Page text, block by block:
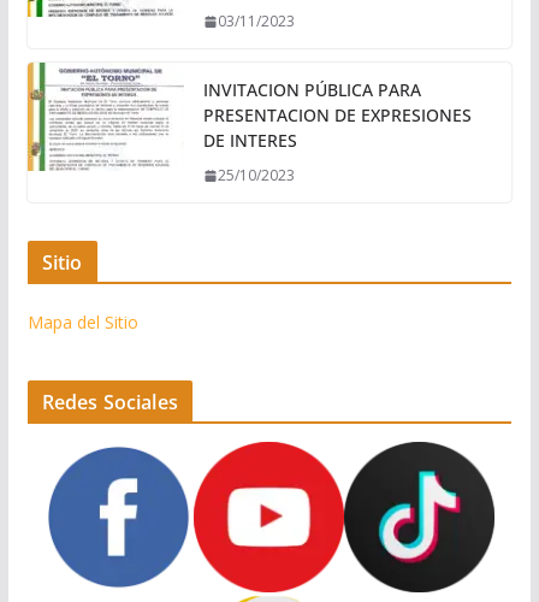
03/11/2023
INVITACION PÚBLICA PARA
PRESENTACION DE EXPRESIONES
DE INTERES
25/10/2023
Sitio
Mapa del Sitio
Redes Sociales